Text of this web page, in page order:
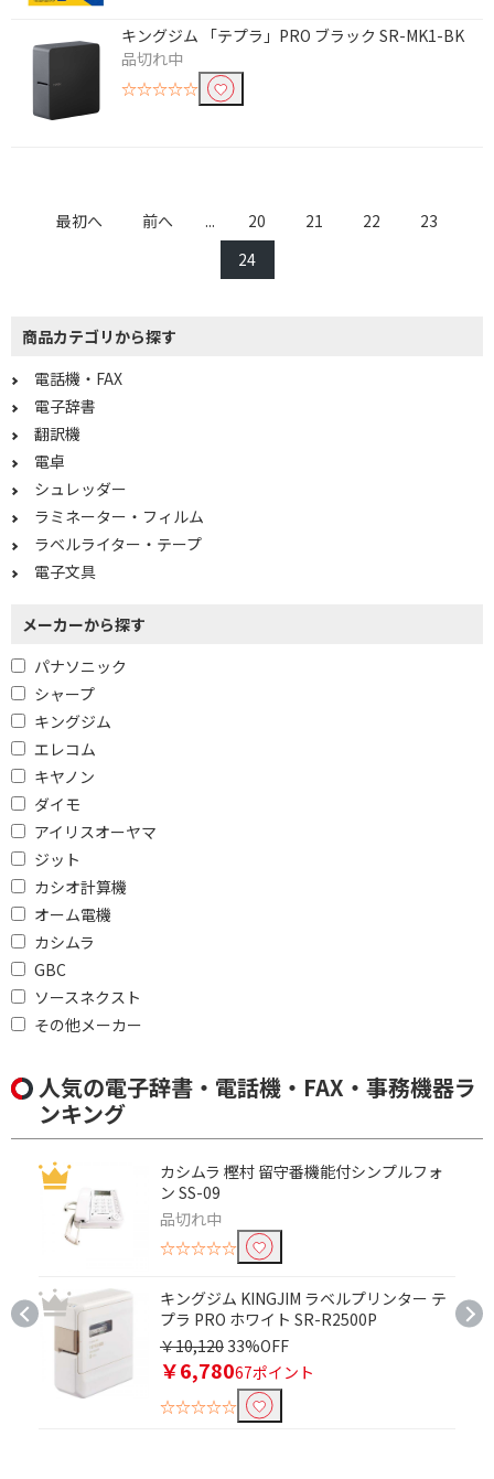
キングジム 「テプラ」PRO ブラック SR-MK1-BK
品切れ中
☆☆☆☆☆
最初へ 前へ ... 20 21 22
23
24
商品カテゴリから探す
電話機・FAX
電子辞書
翻訳機
電卓
シュレッダー
ラミネーター・フィルム
ラベルライター・テープ
電子文具
メーカーから探す
パナソニック
シャープ
キングジム
エレコム
キヤノン
ダイモ
アイリスオーヤマ
ジット
カシオ計算機
オーム電機
カシムラ
GBC
ソースネクスト
その他メーカー
フィルム
Bluetooth対応で絞り込む
Wi-Fiで絞り込む
キャスター付き
付属子機数で絞り込む
停電時対応で絞り込む
ナンバー・ディスプレイ機能で絞り込む
学生向けで絞り込む
高校生向けモデル
旅行会話収録モデル
液晶画面で絞り込む
使用環境で絞り込む
翻訳タイプで絞り込む
双方向
対応言語数で絞り込む
子機増設台数で絞り込む
あと1台
あと2台
あと3台
あと4台
あと5台
人気の電子辞書・電話機・FAX・事務機器ラ
ンキング
カシムラ 樫村 留守番機能付シンプルフォ
ン SS-09
品切れ中
☆☆☆☆☆
キングジム KINGJIM ラベルプリンター テ
プラ PRO ホワイト SR-R2500P
￥10,120 33%OFF
￥6,78067ポイント
☆☆☆☆☆